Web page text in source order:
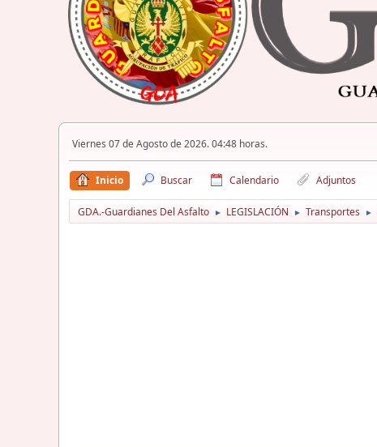
Viernes 07 de Agosto de 2026. 04:48 horas.
Inicio Buscar Calendario Adjuntos
GDA.-Guardianes Del Asfalto ► LEGISLACIÓN ► Transportes ►